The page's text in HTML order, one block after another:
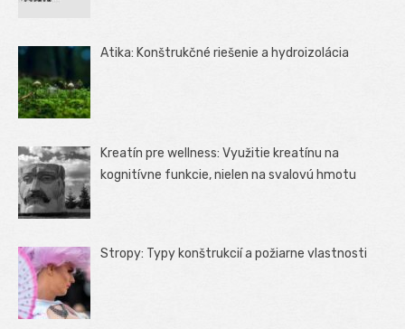
Atika: Konštrukčné riešenie a hydroizolácia
Kreatín pre wellness: Využitie kreatínu na
kognitívne funkcie, nielen na svalovú hmotu
Stropy: Typy konštrukcií a požiarne vlastnosti